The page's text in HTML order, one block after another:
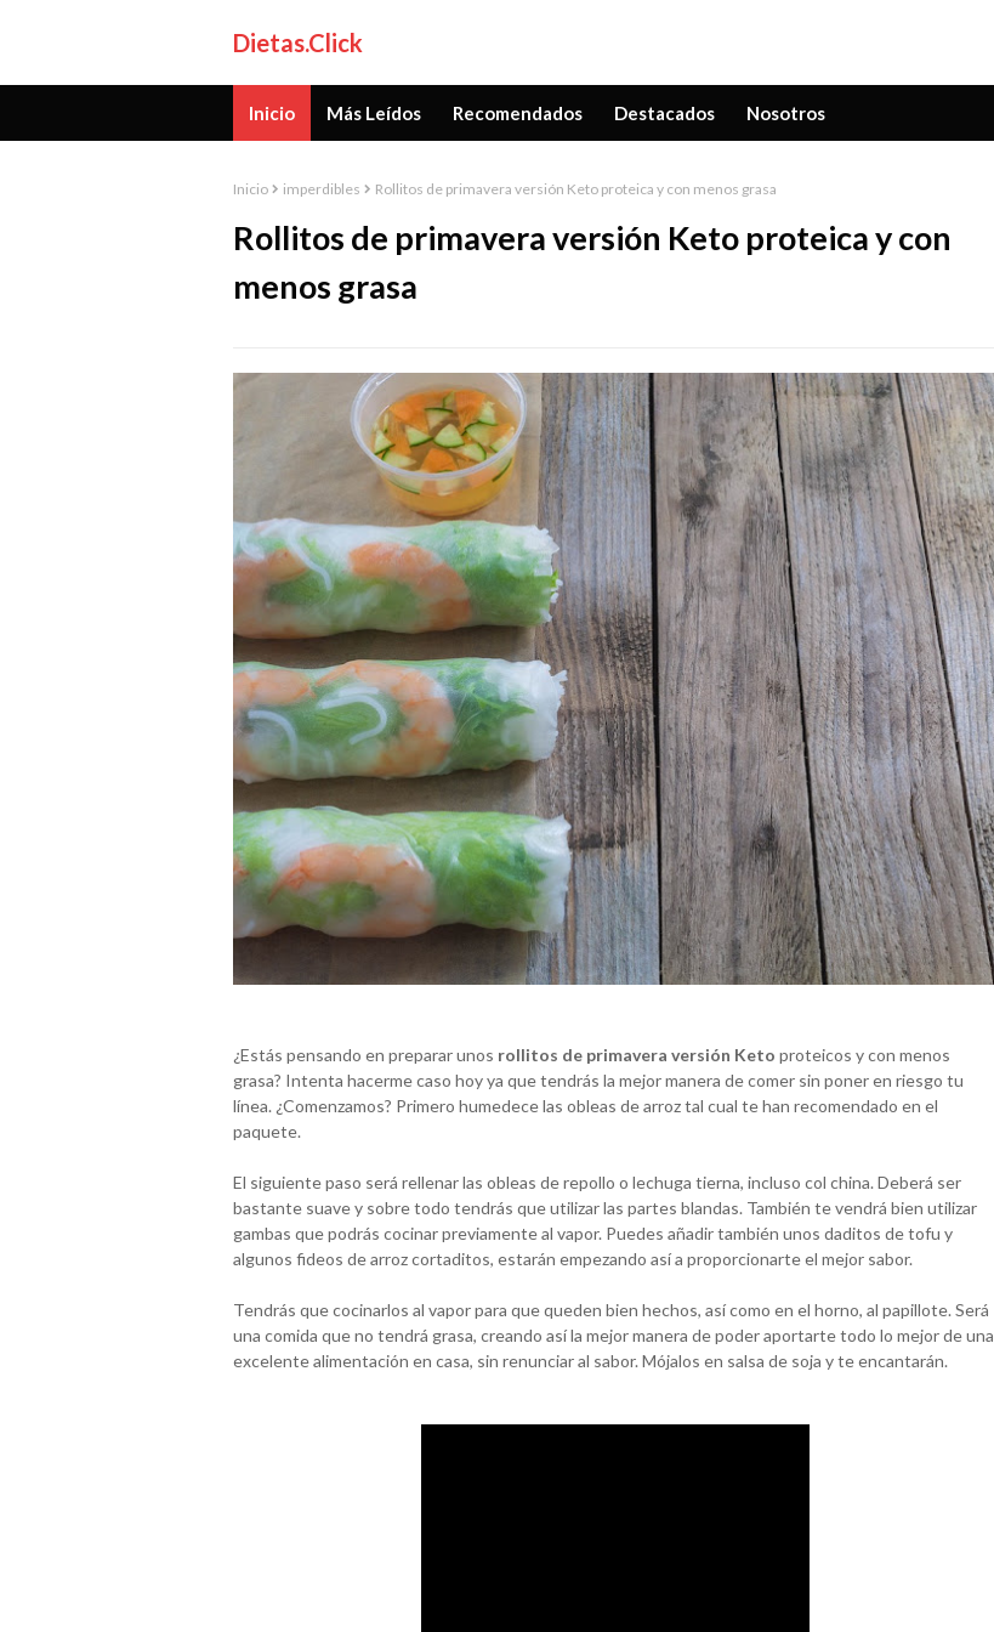
Dietas.Click
Inicio Más Leídos Recomendados Destacados Nosotros
Inicio imperdibles Rollitos de primavera versión Keto proteica y con menos grasa
Rollitos de primavera versión Keto proteica y con
menos grasa
¿Estás pensando en preparar unos rollitos de primavera versión Keto proteicos y con menos
grasa? Intenta hacerme caso hoy ya que tendrás la mejor manera de comer sin poner en riesgo tu
línea. ¿Comenzamos? Primero humedece las obleas de arroz tal cual te han recomendado en el
paquete.
El siguiente paso será rellenar las obleas de repollo o lechuga tierna, incluso col china. Deberá ser
bastante suave y sobre todo tendrás que utilizar las partes blandas. También te vendrá bien utilizar
gambas que podrás cocinar previamente al vapor. Puedes añadir también unos daditos de tofu y
algunos fideos de arroz cortaditos, estarán empezando así a proporcionarte el mejor sabor.
Tendrás que cocinarlos al vapor para que queden bien hechos, así como en el horno, al papillote. Será
una comida que no tendrá grasa, creando así la mejor manera de poder aportarte todo lo mejor de una
excelente alimentación en casa, sin renunciar al sabor. Mójalos en salsa de soja y te encantarán.